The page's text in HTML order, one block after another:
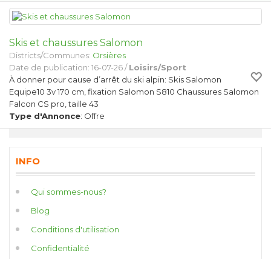
Skis et chaussures Salomon
Districts/Communes: Orsières
Date de publication: 16-07-26 /Loisirs/Sport
À donner pour cause d’arrêt du ski alpin: Skis Salomon
Equipe10 3v 170 cm, fixation Salomon S810 Chaussures Salomon
Falcon CS pro, taille 43
Type d'Annonce: Offre
INFO
Qui sommes-nous?
Blog
Conditions d'utilisation
Confidentialité